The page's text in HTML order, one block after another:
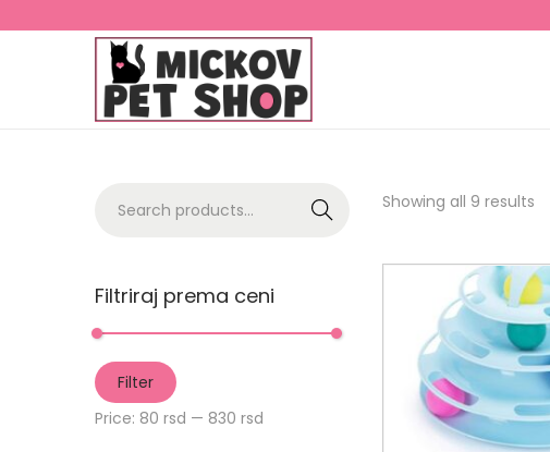
Showing all 9 results
Search
Filtriraj prema ceni
Filter
Price: 80 rsd — 830 rsd